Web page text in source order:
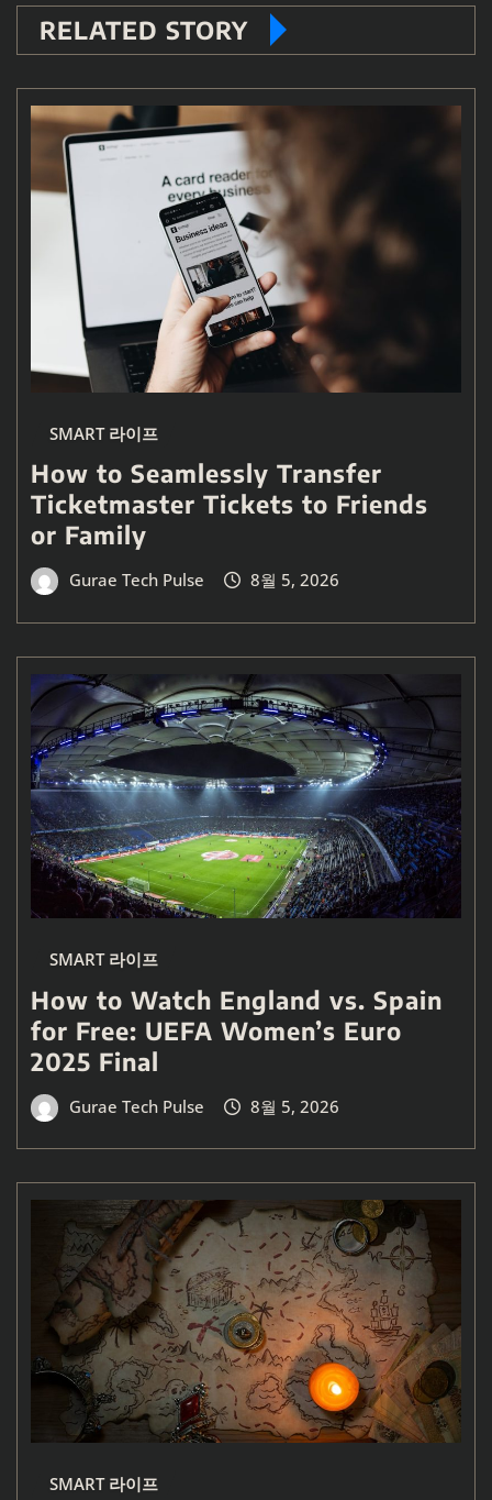
RELATED STORY
SMART 라이프
How to Seamlessly Transfer
Ticketmaster Tickets to Friends
or Family
Gurae Tech Pulse 8월 5, 2026
SMART 라이프
How to Watch England vs. Spain
for Free: UEFA Women’s Euro
2025 Final
Gurae Tech Pulse 8월 5, 2026
SMART 라이프